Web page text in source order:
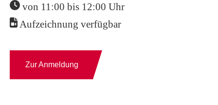
von 11:00 bis 12:00 Uhr
Aufzeichnung verfügbar
Zur Anmeldung